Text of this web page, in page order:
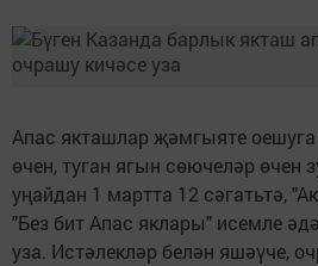
Апас якташлар җәмгыяте оешуга
өчен, туган ягын сөючеләр өчен
уңайдан 1 мартта 12 сәгатьтә,
"Без бит Апас яклары" исемле
уза. Истәлекләр белән яшәүче,